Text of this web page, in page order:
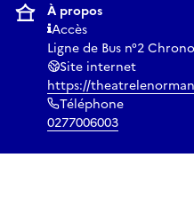
À propos
Accès
Ligne de Bus n°2
Site internet
https://
Téléphone
0277006003